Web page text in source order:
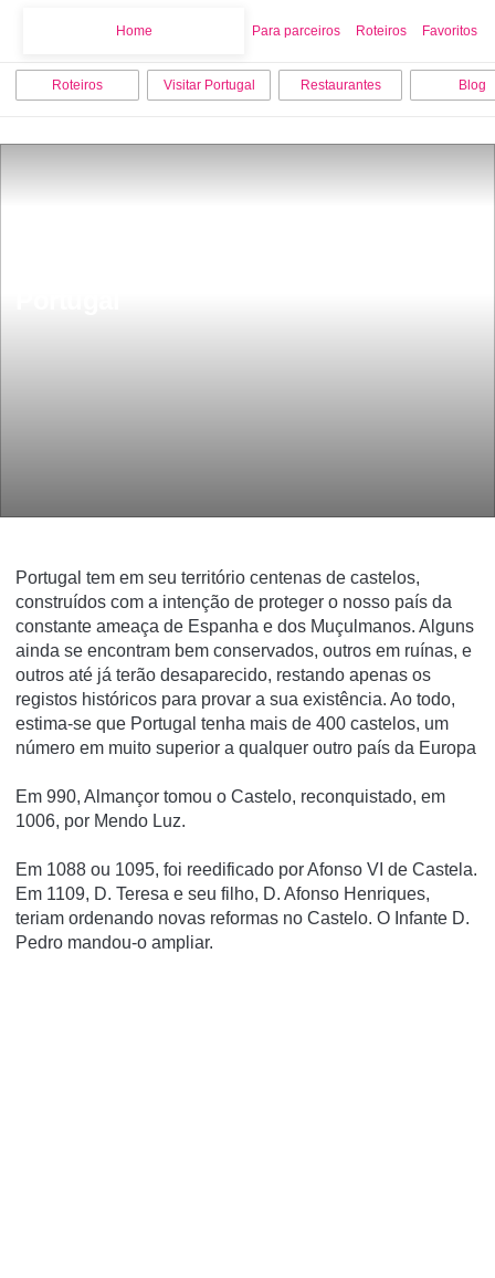
Home Para parceiros Roteiros Favoritos
Roteiros Visitar Portugal Restaurantes Blog
Portugal tem em seu território centenas de castelos,
construídos com a intenção de proteger o nosso país da
constante ameaça de Espanha e dos Muçulmanos. Alguns
ainda se encontram bem conservados, outros em ruínas, e
outros até já terão desaparecido, restando apenas os
registos históricos para provar a sua existência. Ao todo,
estima-se que Portugal tenha mais de 400 castelos, um
número em muito superior a qualquer outro país da Europa
Em 990, Almançor tomou o Castelo, reconquistado, em
1006, por Mendo Luz.
Em 1088 ou 1095, foi reedificado por Afonso VI de Castela.
Em 1109, D. Teresa e seu filho, D. Afonso Henriques,
teriam ordenando novas reformas no Castelo. O Infante D.
Pedro mandou-o ampliar.